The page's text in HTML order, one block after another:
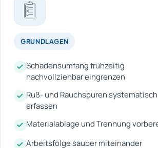
GRUNDLAGEN
Schadensumfang frühzeitig
nachvollziehbar eingrenzen
Ruß- und Rauchspuren systematisch
erfassen
Materialablage und Trennung
Arbeitsfolge sauber miteinander